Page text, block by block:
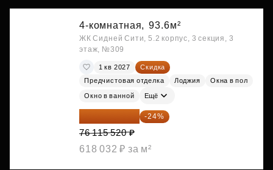
4-комнатная, 93.6м²
ЖК Сидней Сити, 5.2 корпус, 3 секция, 3
этаж, №309
1 кв 2027
Скидка
Предчистовая отделка
Лоджия Окна в пол
Окно в ванной Ещё
57 847 795 ₽ -24%
76 115 520 ₽
618 032 ₽ за м²